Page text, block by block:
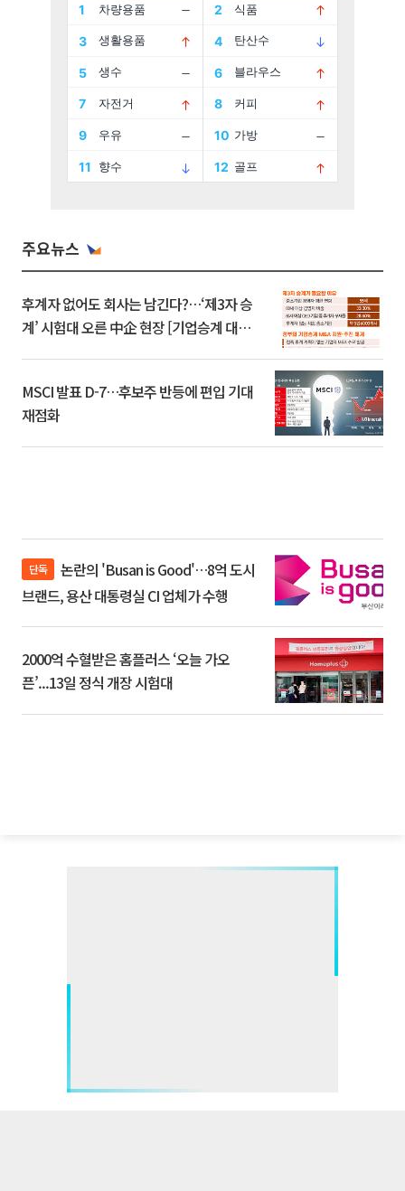
주요뉴스
후계자 없어도 회사는 남긴다?…‘제3자 승
계’ 시험대 오른 中企 현장 [기업승계 대전
MSCI 발표 D-7…후보주 반등에 편입 기대
재점화
단독
브랜드, 용산 대통령실 CI 업체가 수행
2000억 수혈받은 홈플러스 ‘오늘 가오
픈’...13일 정식 개장 시험대